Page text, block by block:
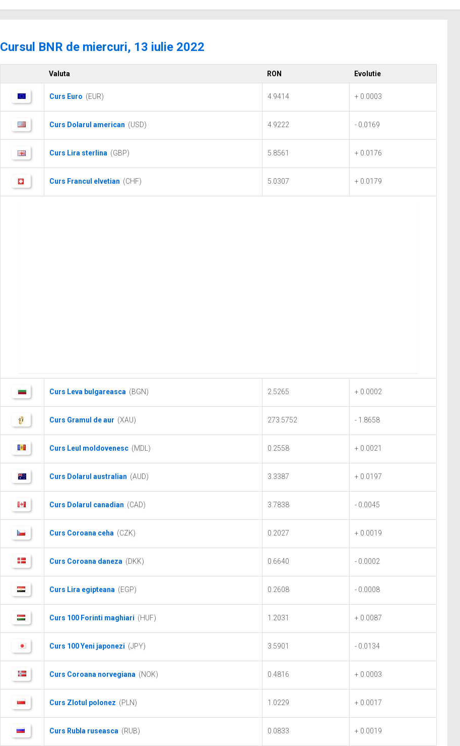
Cursul BNR de miercuri, 13 iulie 2022
Valuta RON Evolutie
Curs Euro (EUR) 4.9414 + 0.0003
Curs Dolarul american (USD) 4.9222 - 0.0169
Curs Lira sterlina (GBP) 5.8561 + 0.0176
Curs Francul elvetian (CHF) 5.0307 + 0.0179
Curs Leva bulgareasca (BGN) 2.5265 + 0.0002
Curs Gramul de aur (XAU) 273.5752 - 1.8658
Curs Leul moldovenesc (MDL) 0.2558 + 0.0021
Curs Dolarul australian (AUD) 3.3387 + 0.0197
Curs Dolarul canadian (CAD) 3.7838 - 0.0045
Curs Coroana ceha (CZK) 0.2027 + 0.0019
Curs Coroana daneza (DKK) 0.6640 - 0.0002
Curs Lira egipteana (EGP) 0.2608 - 0.0008
Curs 100 Forinti maghiari (HUF) 1.2031 + 0.0087
Curs 100 Yeni japonezi (JPY) 3.5901 - 0.0134
Curs Coroana norvegiana (NOK) 0.4816 + 0.0003
Curs Zlotul polonez (PLN) 1.0229 + 0.0017
Curs Rubla ruseasca (RUB) 0.0833 + 0.0019